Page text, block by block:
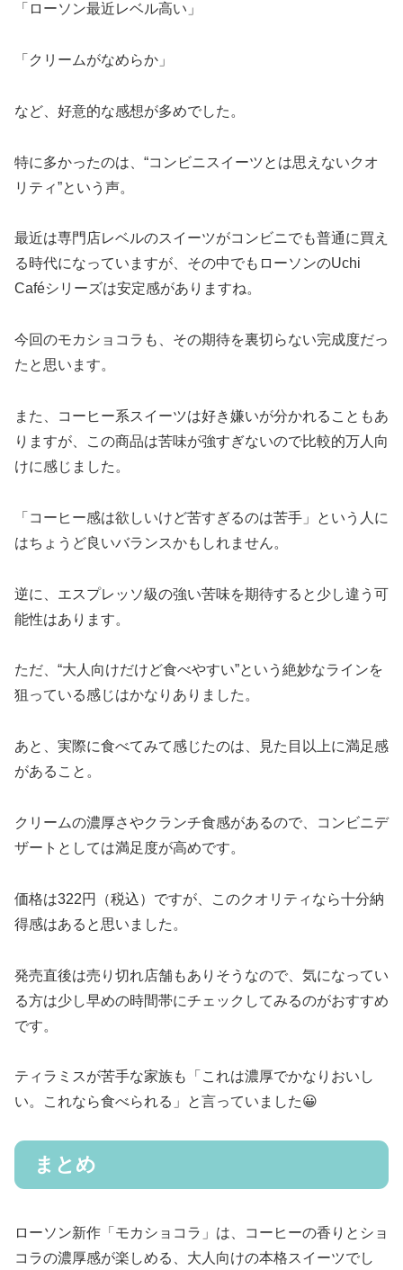
「ローソン最近レベル高い」
「クリームがなめらか」
など、好意的な感想が多めでした。
特に多かったのは、“コンビニスイーツとは思えないクオ
リティ”という声。
最近は専門店レベルのスイーツがコンビニでも普通に買え
る時代になっていますが、その中でもローソンのUchi
Caféシリーズは安定感がありますね。
今回のモカショコラも、その期待を裏切らない完成度だっ
たと思います。
また、コーヒー系スイーツは好き嫌いが分かれることもあ
りますが、この商品は苦味が強すぎないので比較的万人向
けに感じました。
「コーヒー感は欲しいけど苦すぎるのは苦手」という人に
はちょうど良いバランスかもしれません。
逆に、エスプレッソ級の強い苦味を期待すると少し違う可
能性はあります。
ただ、“大人向けだけど食べやすい”という絶妙なラインを
狙っている感じはかなりありました。
あと、実際に食べてみて感じたのは、見た目以上に満足感
があること。
クリームの濃厚さやクランチ食感があるので、コンビニデ
ザートとしては満足度が高めです。
価格は322円（税込）ですが、このクオリティなら十分納
得感はあると思いました。
発売直後は売り切れ店舗もありそうなので、気になってい
る方は少し早めの時間帯にチェックしてみるのがおすすめ
です。
ティラミスが苦手な家族も「これは濃厚でかなりおいし
い。これなら食べられる」と言っていました😀
まとめ
ローソン新作「モカショコラ」は、コーヒーの香りとショ
コラの濃厚感が楽しめる、大人向けの本格スイーツでし